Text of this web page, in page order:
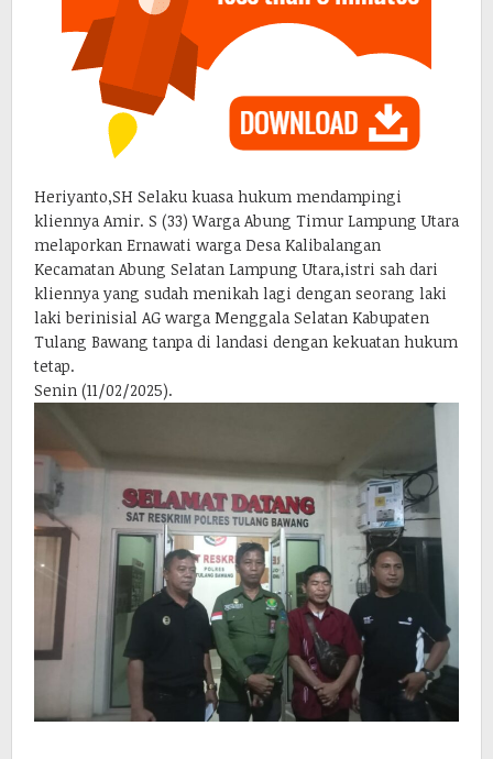
Heriyanto,SH Selaku kuasa hukum mendampingi
kliennya Amir. S (33) Warga Abung Timur Lampung Utara
melaporkan Ernawati warga Desa Kalibalangan
Kecamatan Abung Selatan Lampung Utara,istri sah dari
kliennya yang sudah menikah lagi dengan seorang laki
laki berinisial AG warga Menggala Selatan Kabupaten
Tulang Bawang tanpa di landasi dengan kekuatan hukum
tetap.
Senin (11/02/2025).